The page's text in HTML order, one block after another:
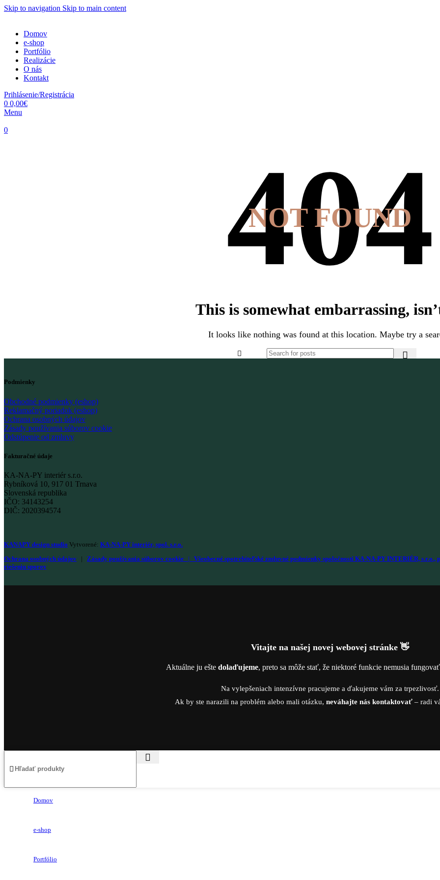
Skip to navigation Skip to main content
Domov
e-shop
Portfólio
Realizácie
O nás
Kontakt
Prihlásenie/Registrácia
0 0,00€
Menu
0
NOT FOUND
This is somewhat embarrassing,
It looks like nothing was found at this location. Maybe try a
Podmienky
Obchodné podmienky (eshop)
Reklamačný poriadok (eshop)
Ochrana osobných údajov
Zásady používania súborov cookie
Odstúpenie od zmluvy
Fakturačné údaje
KA-NA-PY interiér s.r.o.
Rybníková 10, 917 01 Trnava
Slovenská republika
IČO: 34143254
DIČ: 2020394574
KANAPY design studio Vytvorené: KA-NA-PY interiér, spol. s.r.o.
Ochrana osobných údajov | Zásady používania súborov cookie | Všeobecné spotrebiteľské zmluvné podmienky spoločnosti KA-NA-PY INTERIÉR,
riešeniu sporov
Vitajte na našej novej webovej stránke 👋
Aktuálne ju ešte dolaďujeme, preto sa môže stať, že niektoré funkcie nemusia
Na vylepšeniach intenzívne pracujeme a ďakujeme vám za trpezlivosť.
Ak by ste narazili na problém alebo mali otázku, neváhajte nás kontaktovať – radi
Domov
e-shop
Portfólio